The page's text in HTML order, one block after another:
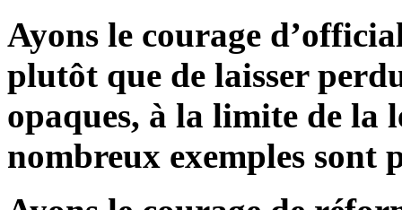
Ayons le courage
plutôt que de laisser
opaques, à la limite de la
nombreux exemples sont